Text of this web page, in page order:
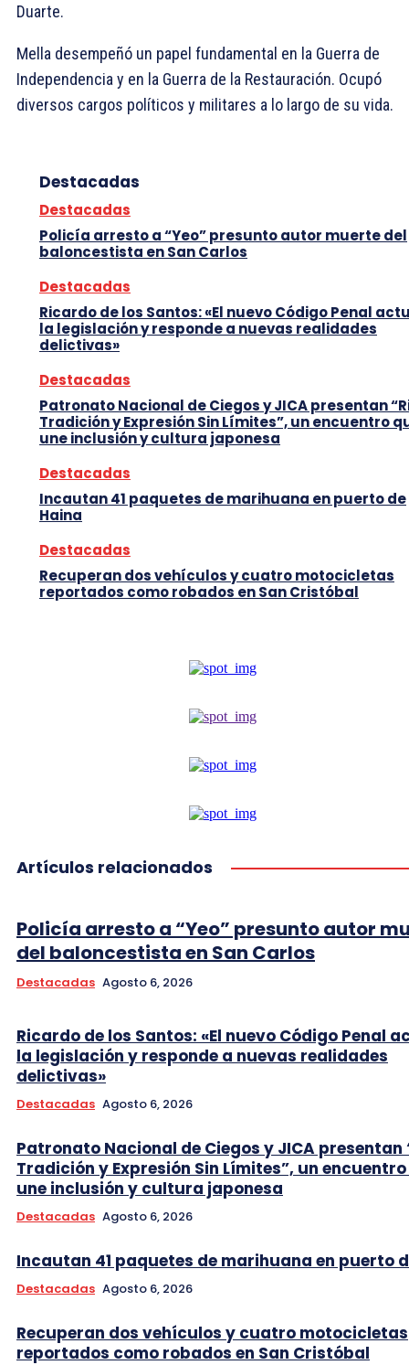
Duarte.
Mella desempeñó un papel fundamental en la Guerra de
Independencia y en la Guerra de la Restauración. Ocupó
diversos cargos políticos y militares a lo largo de su vida.
Destacadas
Destacadas
Policía arresto a “Yeo” presunto autor muerte del
baloncestista en San Carlos
Destacadas
Ricardo de los Santos: «El nuevo Código Penal
la legislación y responde a nuevas realidades
delictivas»
Destacadas
Patronato Nacional de Ciegos y JICA presentan
Tradición y Expresión Sin Límites”, un encuentro
une inclusión y cultura japonesa
Destacadas
Incautan 41 paquetes de marihuana en puerto de
Haina
Destacadas
Recuperan dos vehículos y cuatro motocicletas
reportados como robados en San Cristóbal
Artículos relacionados
Policía arresto a “Yeo” presunto autor
del baloncestista en San Carlos
Destacadas Agosto 6, 2026
Ricardo de los Santos: «El nuevo Código Penal
la legislación y responde a nuevas realidades
delictivas»
Destacadas Agosto 6, 2026
Patronato Nacional de Ciegos y JICA presentan
Tradición y Expresión Sin Límites”, un
une inclusión y cultura japonesa
Destacadas Agosto 6, 2026
Incautan 41 paquetes de marihuana en puerto
Destacadas Agosto 6, 2026
Recuperan dos vehículos y cuatro motocicletas
reportados como robados en San Cristóbal